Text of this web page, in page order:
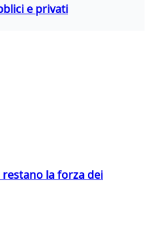
e privati
la forza dei